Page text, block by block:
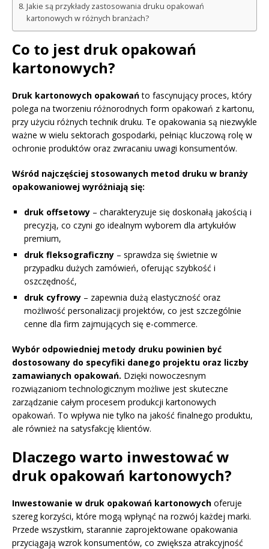
Jakie są przykłady zastosowania druku opakowań
kartonowych w różnych branżach?
Co to jest druk opakowań
kartonowych?
Druk kartonowych opakowańto fascynujący proces, który
polega na tworzeniu różnorodnych form opakowań z kartonu,
przy użyciu różnych technik druku. Te opakowania są niezwykle
ważne w wielu sektorach gospodarki, pełniąc kluczową rolę w
ochronie produktów oraz zwracaniu uwagi konsumentów.
Wśród najczęściej stosowanych metod druku w branży
opakowaniowej wyróżniają się:
druk offsetowy – charakteryzuje się doskonałą jakością i
precyzją, co czyni go idealnym wyborem dla artykułów
premium,
druk fleksograficzny – sprawdza się świetnie w
przypadku dużych zamówień, oferując szybkość i
oszczędność,
druk cyfrowy – zapewnia dużą elastyczność oraz
możliwość personalizacji projektów, co jest szczególnie
cenne dla firm zajmujących się e-commerce.
Wybór odpowiedniej metody druku powinien być
dostosowany do specyfiki danego projektu oraz liczby
zamawianych opakowań. Dzięki nowoczesnym
rozwiązaniom technologicznym możliwe jest skuteczne
zarządzanie całym procesem produkcji kartonowych
opakowań. To wpływa nie tylko na jakość finalnego produktu,
ale również na satysfakcję klientów.
Dlaczego warto inwestować w
druk opakowań kartonowych?
Inwestowanie w druk opakowań kartonowych oferuje
szereg korzyści, które mogą wpłynąć na rozwój każdej marki.
Przede wszystkim, starannie zaprojektowane opakowania
przyciągają wzrok konsumentów, co zwiększa atrakcyjność